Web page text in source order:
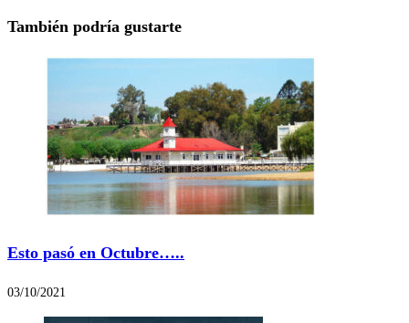
También podría gustarte
Esto pasó en Octubre…..
03/10/2021